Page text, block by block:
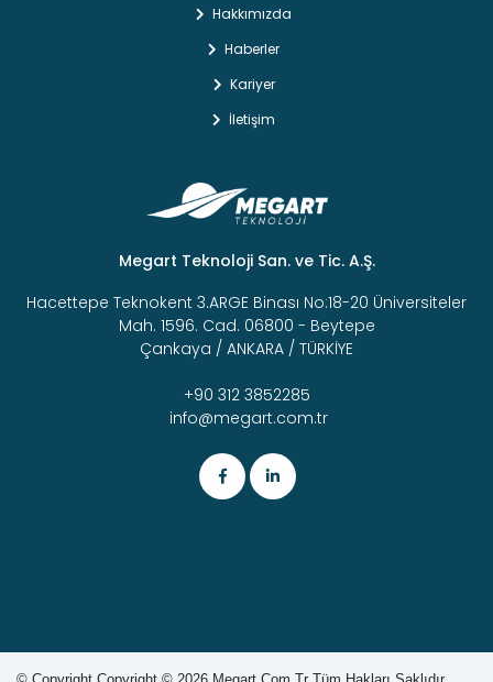
Hakkımızda
Haberler
Kariyer
İletişim
Megart Teknoloji San. ve Tic. A.Ş.
Hacettepe Teknokent 3.ARGE Binası No:18-20 Üniversiteler
Mah. 1596. Cad. 06800 - Beytepe
Çankaya / ANKARA / TÜRKİYE
+90 312 3852285
info@megart.com.tr